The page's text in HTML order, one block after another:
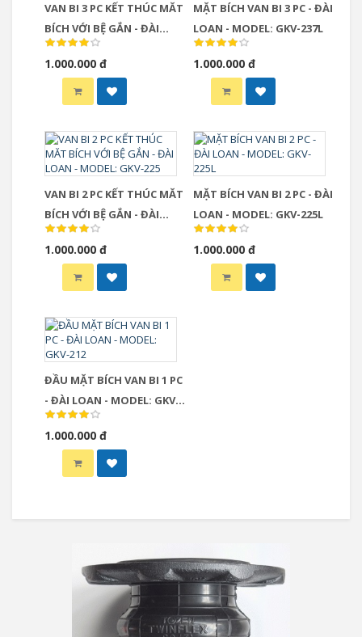
VAN BI 3 PC KẾT THÚC MĂT
BÍCH VỚI BỆ GẮN - ĐÀI
LOAN - MODEL: GKV-237
1.000.000 đ
MẶT BÍCH VAN BI 3 PC - ĐÀI
LOAN - MODEL: GKV-237L
1.000.000 đ
VAN BI 2 PC KẾT THÚC MĂT
BÍCH VỚI BỆ GẮN - ĐÀI
LOAN - MODEL: GKV-225
1.000.000 đ
MẶT BÍCH VAN BI 2 PC - ĐÀI
LOAN - MODEL: GKV-225L
1.000.000 đ
ĐẦU MẶT BÍCH VAN BI 1 PC
- ĐÀI LOAN - MODEL: GKV-
212
1.000.000 đ